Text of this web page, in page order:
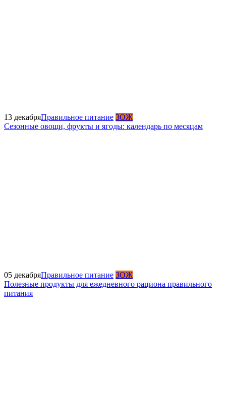
13 декабряПравильное питание ЗОЖ
Сезонные овощи, фрукты и ягоды: календарь по месяцам
05 декабряПравильное питание ЗОЖ
Полезные продукты для ежедневного рациона правильного
питания